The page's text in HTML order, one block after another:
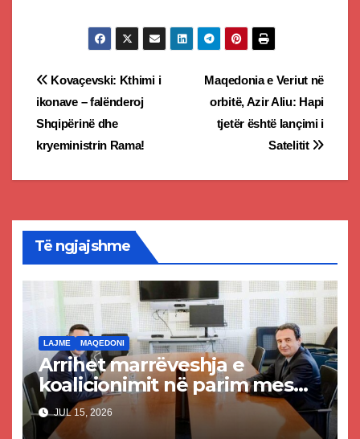
Post
navigation
Maqedonia e Veriut në
orbitë, Azir Aliu: Hapi
tjetër është lançimi i
Satelitit
Kovaçevski: Kthimi i
ikonave – falënderoj
Shqipërinë dhe
kryeministrin Rama!
Të ngjajshme
LAJME MAQEDONI
Arrihet marrëveshja e
koalicionimit në parim mes
Kurtit dhe Abdixhikut
JUL 15, 2026